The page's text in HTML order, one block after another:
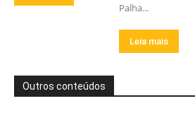
Palha...
Leia mais
Outros conteúdos